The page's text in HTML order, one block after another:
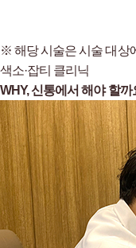
※ 해당 시술은 시술 대상
색소·잡티 클리닉
WHY,신통에서 해야 할까